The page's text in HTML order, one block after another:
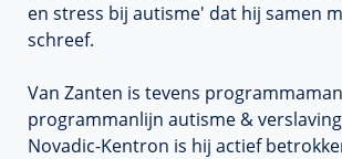
en stress bij autisme' dat hij samen
schreef.
Van Zanten is tevens
programmanlijn autisme &
Novadic-Kentron is hij actief